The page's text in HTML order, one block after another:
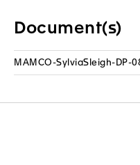
Document(s)
MAMCO-SylviaSleigh-DP-